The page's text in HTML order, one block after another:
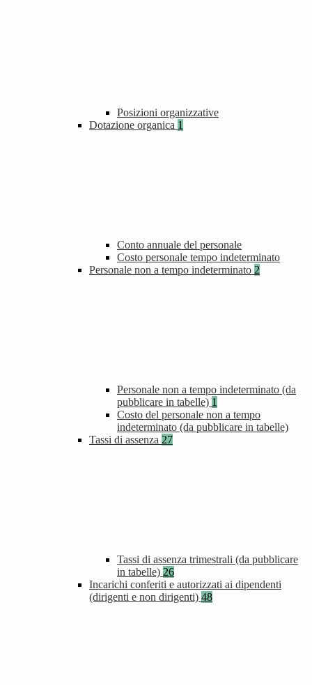
Posizioni organizzative
Dotazione organica 1
Conto annuale del personale
Costo personale tempo indeterminato
Personale non a tempo indeterminato 2
Personale non a tempo indeterminato (da
pubblicare in tabelle) 1
Costo del personale non a tempo
indeterminato (da pubblicare in tabelle)
Tassi di assenza 27
Tassi di assenza trimestrali (da pubblicare
in tabelle) 26
Incarichi conferiti e autorizzati ai dipendenti
(dirigenti e non dirigenti) 48